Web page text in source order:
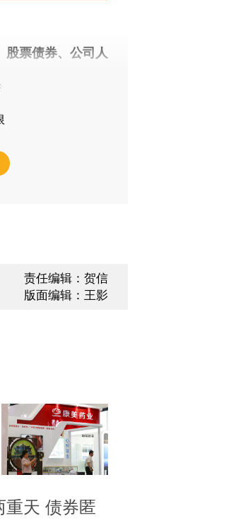
股票债券、公司人
责任编辑：贺信
版面编辑：王影
重天 债券匿